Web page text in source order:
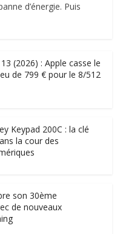
d’énergie. Puis
(2026) : Apple casse le
de 799 € pour le 8/512
Keypad 200C : la clé
la cour des
son 30ème
de nouveaux